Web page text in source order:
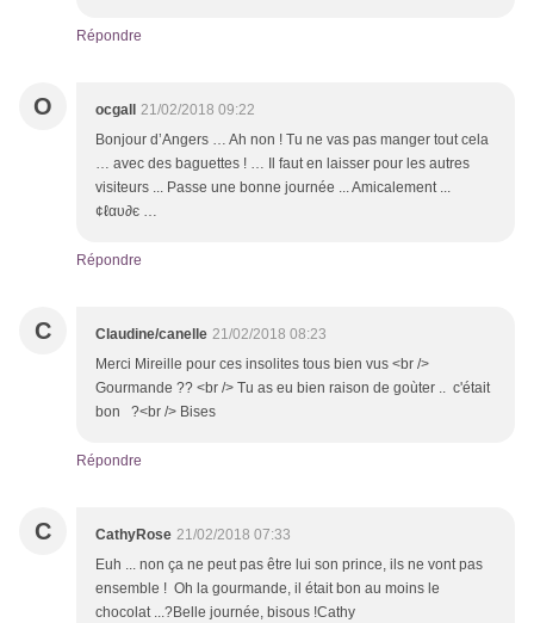
Répondre
O ocgall
21/02/2018 09:22
Bonjour d’Angers … Ah non ! Tu ne vas pas manger tout cela
… avec des baguettes ! … Il faut en laisser pour les autres
visiteurs ... Passe une bonne journée ... Amicalement ...
¢ℓαυ∂є …
Répondre
C Claudine/canelle 21/02/2018 08:23
Merci Mireille pour ces insolites tous bien vus <br />
Gourmande ?? <br /> Tu as eu bien raison de goùter .. c'était
bon ?<br /> Bises
Répondre
C CathyRose 21/02/2018 07:33
Euh ... non ça ne peut pas être lui son prince, ils ne vont pas
ensemble ! Oh la gourmande, il était bon au moins le
chocolat ...?Belle journée, bisous !Cathy